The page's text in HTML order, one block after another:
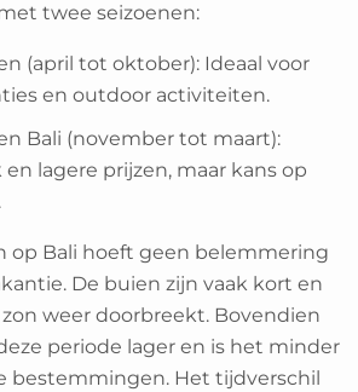
twee seizoenen:
(april tot oktober): Ideaal voor
en outdoor activiteiten.
Bali (november tot maart):
lagere prijzen, maar kans op
op Bali hoeft geen belemmering
De buien zijn vaak kort en
weer doorbreekt. Bovendien
periode lager en is het minder
bestemmingen. Het tijdverschil